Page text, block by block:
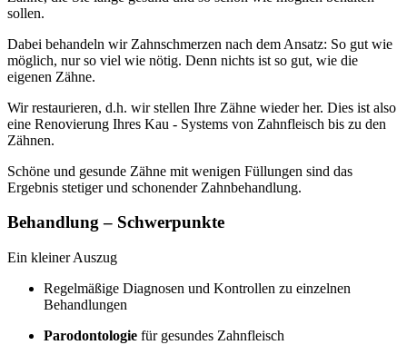
sollen.
Dabei behandeln wir Zahnschmerzen nach dem Ansatz: So gut wie
möglich, nur so viel wie nötig. Denn nichts ist so gut, wie die
eigenen Zähne.
Wir restaurieren, d.h. wir stellen Ihre Zähne wieder her. Dies ist also
eine Renovierung Ihres Kau - Systems von Zahnfleisch bis zu den
Zähnen.
Schöne und gesunde Zähne mit wenigen Füllungen sind das
Ergebnis stetiger und schonender Zahnbehandlung.
Behandlung – Schwerpunkte
Ein kleiner Auszug
Regelmäßige Diagnosen und Kontrollen zu einzelnen
Behandlungen
Parodontologie für gesundes Zahnfleisch